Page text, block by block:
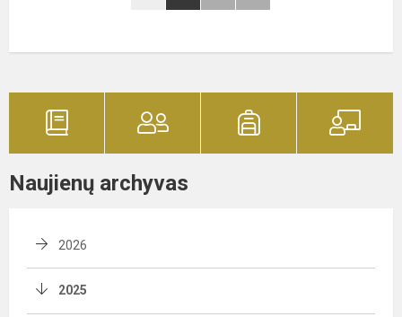
Naujienų archyvas
2026
2025